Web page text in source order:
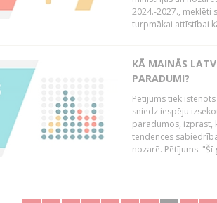
2024.-2027., meklēti
turpmākai attīstībai
KĀ MAINĀS
PARADUMI?
Pētījums tiek
sniedz iespēju
paradumos, izprast,
tendences
nozarē. Pētījums.